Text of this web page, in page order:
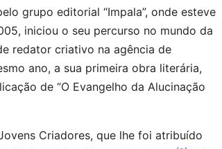
grupo editorial “Impala”, onde esteve
iniciou o seu percurso no mundo da
redator criativo na agência de
ano, a sua primeira obra literária,
de “O Evangelho da Alucinação
Criadores, que lhe foi atribuído